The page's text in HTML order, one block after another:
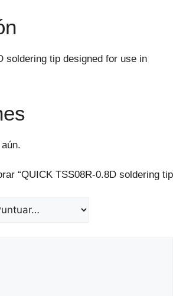
soldering tip designed for use in
“QUICK TSS08R-0.8D soldering tip